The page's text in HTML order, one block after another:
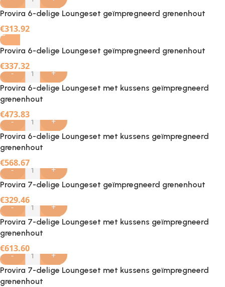
Provira 6-delige Loungeset geïmpregneerd grenenhout
€313.92
Provira 6-delige Loungeset geïmpregneerd grenenhout
€337.32
- +
Provira 6-delige Loungeset met kussens geïmpregneerd
grenenhout
€473.83
- +
Provira 6-delige Loungeset met kussens geïmpregneerd
grenenhout
€568.67
- +
Provira 7-delige Loungeset geïmpregneerd grenenhout
€329.46
- +
Provira 7-delige Loungeset met kussens geïmpregneerd
grenenhout
€613.60
- +
Provira 7-delige Loungeset met kussens geïmpregneerd
grenenhout